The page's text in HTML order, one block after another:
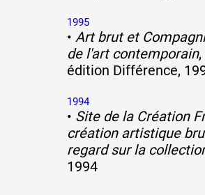
1995
• Art brut et
de l'art contemporain
édition Différence,
1994
• Site de la Création
création artistique
regard sur la
1994